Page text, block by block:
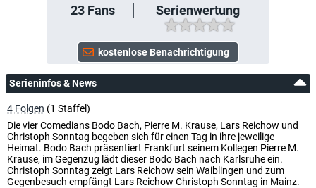
23Fans Serienwertung
Serieninfos & News
4 Folgen (1 Staffel)
Die vier Comedians Bodo Bach, Pierre M. Krause, Lars Reichow und
Christoph Sonntag begeben sich für einen Tag in ihre jeweilige
Heimat. Bodo Bach präsentiert Frankfurt seinem Kollegen Pierre M.
Krause, im Gegenzug lädt dieser Bodo Bach nach Karlsruhe ein.
Christoph Sonntag zeigt Lars Reichow sein Waiblingen und zum
Gegenbesuch empfängt Lars Reichow Christoph Sonntag in Mainz.